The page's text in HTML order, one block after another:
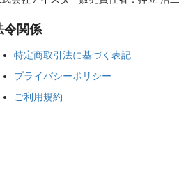
令関係
特定商取引法に基づく表記
プライバシーポリシー
ご利用規約